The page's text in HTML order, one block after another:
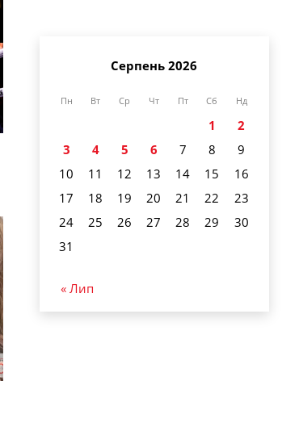
Серпень 2026
Пн Вт Ср Чт Пт Сб Нд
1
2
3
4 5 6 7 8
9
10
11 12 13 14 15
16
17
18 19 20 21 22
23
24
25 26 27 28 29
30
31
« Лип